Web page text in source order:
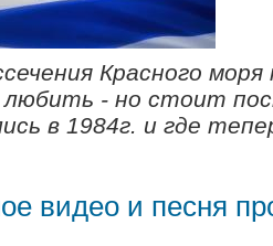
Красного
любить - но стоит
в 1984г. и где
видео и песня